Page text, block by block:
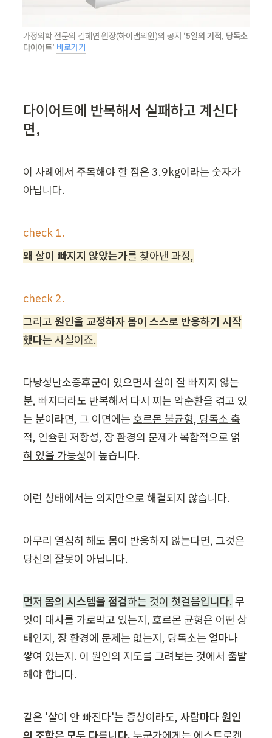
가정의학 전문의 김혜연 원장(하이맵의원)의 공저 ‘5일의 기적, 당독소
다이어트’ 바로가기
다이어트에 반복해서 실패하고 계신다
면,
이 사례에서 주목해야 할 점은 3.9kg이라는 숫자가
아닙니다.
check 1.
왜 살이 빠지지 않았는가를 찾아낸 과정,
check 2.
그리고 원인을 교정하자 몸이 스스로 반응하기 시작
했다는 사실이죠.
다낭성난소증후군이 있으면서 살이 잘 빠지지 않는
분, 빠지더라도 반복해서 다시 찌는 악순환을 겪고 있
는 분이라면, 그 이면에는 호르몬 불균형, 당독소 축
적, 인슐린 저항성, 장 환경의 문제가 복합적으로 얽
혀 있을 가능성이 높습니다.
이런 상태에서는 의지만으로 해결되지 않습니다.
아무리 열심히 해도 몸이 반응하지 않는다면, 그것은
당신의 잘못이 아닙니다.
먼저 몸의 시스템을 점검하는 것이 첫걸음입니다. 무
엇이 대사를 가로막고 있는지, 호르몬 균형은 어떤 상
태인지, 장 환경에 문제는 없는지, 당독소는 얼마나
쌓여 있는지. 이 원인의 지도를 그려보는 것에서 출발
해야 합니다.
같은 '살이 안 빠진다'는 증상이라도, 사람마다 원인